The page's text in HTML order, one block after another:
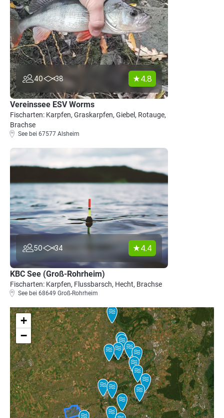
40 38 4.8
Vereinssee ESV Worms
Fischarten: Karpfen, Graskarpfen, Giebel, Rotauge,
Brachse
See bei 67577 Alsheim
50 34 4.4
KBC See (Groß-Rohrheim)
Fischarten: Karpfen, Flussbarsch, Hecht, Brachse
See bei 68649 Groß-Rohrheim
+
−